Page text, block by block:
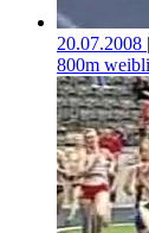
20.07.2008
800m